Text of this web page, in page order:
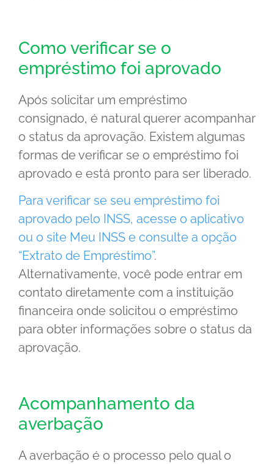
Como verificar se o
empréstimo foi aprovado
Após solicitar um empréstimo
consignado, é natural querer acompanhar
o status da aprovação. Existem algumas
formas de verificar se o empréstimo foi
aprovado e está pronto para ser liberado.
Para verificar se seu empréstimo foi
aprovado pelo INSS, acesse o aplicativo
ou o site Meu INSS e consulte a opção
“Extrato de Empréstimo”.
Alternativamente, você pode entrar em
contato diretamente com a instituição
financeira onde solicitou o empréstimo
para obter informações sobre o status da
aprovação.
Acompanhamento da
averbação
A averbação é o processo pelo qual o